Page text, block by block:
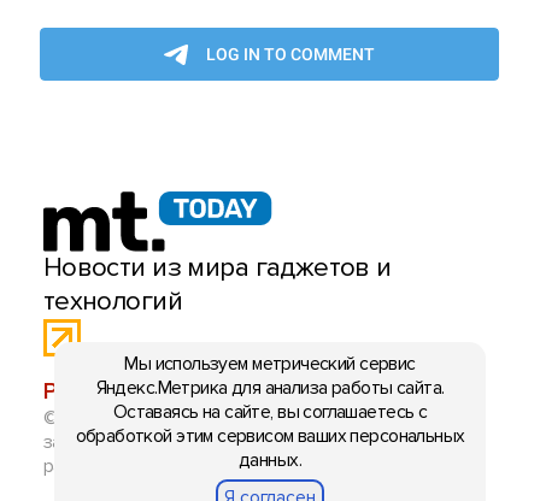
Новости из мира гаджетов и
технологий
РЕКЛАМА:mobiltelefon.ru@gmail.com
© 2006-2026 mt.today \ mobiltelefon.ru. Все права
защищены. Использование материалов с сайта
разрешено при указании ссылки на данный ресурс.
Мы используем метрический сервис
Яндекс.Метрика для анализа работы сайта.
Оставаясь на сайте, вы соглашаетесь с
обработкой этим сервисом ваших персональных
данных.